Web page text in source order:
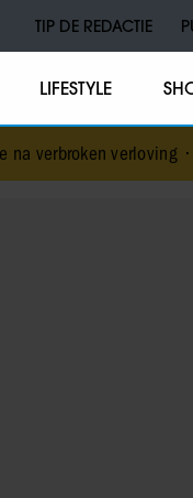
TIP DE REDACTIE
LIFESTYLE
•Voormalig